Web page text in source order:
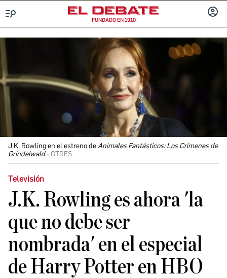
FUNDADO EN 1910
J.K. Rowling en el estreno deAnimales Fantásticos: Los Crímenes de
Grindelwald
GTRES
Televisión
J.K. Rowling es ahora 'la
que no debe ser
nombrada' en el especial
de Harry Potter en HBO